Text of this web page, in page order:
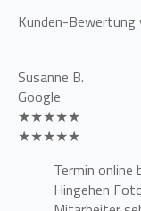
Kunden-Bewertung
Susanne B.
Google
★★★★★
★★★★★
Termin
Hingehen